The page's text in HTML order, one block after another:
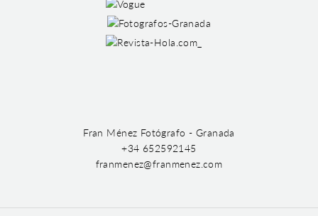
Fran Ménez Fotógrafo - Granada
+34 652592145
franmenez@franmenez.com